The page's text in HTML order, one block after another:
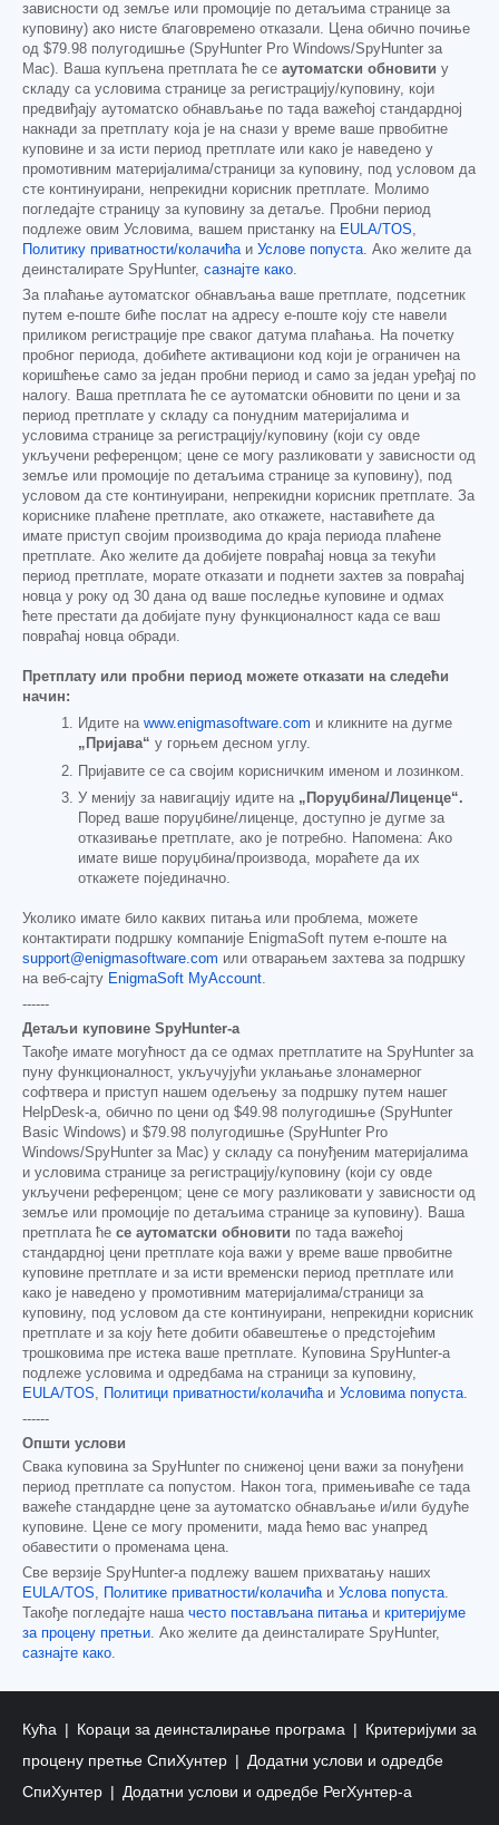
зависности од земље или промоције по детаљима странице за
куповину) ако нисте благовремено отказали. Цена обично почиње
од $79.98 полугодишње (SpyHunter Pro Windows/SpyHunter за
Mac). Ваша купљена претплата ће се аутоматски обновити у
складу са условима странице за регистрацију/куповину, који
предвиђају аутоматско обнављање по тада важећој стандардној
накнади за претплату која је на снази у време ваше првобитне
куповине и за исти период претплате или како је наведено у
промотивним материјалима/страници за куповину, под условом да
сте континуирани, непрекидни корисник претплате. Молимо
погледајте страницу за куповину за детаље. Пробни период
подлеже овим Условима, вашем пристанку на EULA/TOS,
Политику приватности/колачићаи Услове попуста. Ако желите да
деинсталирате SpyHunter, сазнајте како.
За плаћање аутоматског обнављања ваше претплате, подсетник
путем е-поште биће послат на адресу е-поште коју сте навели
приликом регистрације пре сваког датума плаћања. На почетку
пробног периода, добићете активациони код који је ограничен на
коришћење само за један пробни период и само за један уређај по
налогу. Ваша претплата ће се аутоматски обновити по цени и за
период претплате у складу са понудним материјалима и
условима странице за регистрацију/куповину (који су овде
укључени референцом; цене се могу разликовати у зависности од
земље или промоције по детаљима странице за куповину), под
условом да сте континуирани, непрекидни корисник претплате. За
кориснике плаћене претплате, ако откажете, наставићете да
имате приступ својим производима до краја периода плаћене
претплате. Ако желите да добијете повраћај новца за текући
период претплате, морате отказати и поднети захтев за повраћај
новца у року од 30 дана од ваше последње куповине и одмах
ћете престати да добијате пуну функционалност када се ваш
повраћај новца обради.
Претплату или пробни период можете отказати на следећи
начин:
Идите на www.enigmasoftware.com и кликните на дугме
„Пријава“ у горњем десном углу.
Пријавите се са својим корисничким именом и лозинком.
У менију за навигацију идите на „Поруџбина/Лиценце“.
Поред ваше поруџбине/лиценце, доступно је дугме за
отказивање претплате, ако је потребно. Напомена: Ако
имате више поруџбина/производа, мораћете да их
откажете појединачно.
Уколико имате било каквих питања или проблема, можете
контактирати подршку компаније EnigmaSoft путем е-поште на
support@enigmasoftware.com или отварањем захтева за подршку
на веб-сајту EnigmaSoft MyAccount
------
Детаљи куповине SpyHunter-а
Такође имате могућност да се одмах претплатите на SpyHunter за
пуну функционалност, укључујући уклањање злонамерног
софтвера и приступ нашем одељењу за подршку путем нашег
HelpDesk-а, обично по цени од $49.98 полугодишње (SpyHunter
Basic Windows) и $79.98 полугодишње (SpyHunter Pro
Windows/SpyHunter за Mac) у складу са понуђеним материјалима
и условима странице за регистрацију/куповину (који су овде
укључени референцом; цене се могу разликовати у зависности од
земље или промоције по детаљима странице за куповину). Ваша
претплата ће се аутоматски обновити по тада важећој
стандардној цени претплате која важи у време ваше првобитне
куповине претплате и за исти временски период претплате или
како је наведено у промотивним материјалима/страници за
куповину, под условом да сте континуирани, непрекидни корисник
претплате и за коју ћете добити обавештење о предстојећим
трошковима пре истека ваше претплате. Куповина SpyHunter-а
подлеже условима и одредбама на страници за куповину,
EULA/TOS
Политици приватности/колачића и Условима попуста
------
Општи услови
Свака куповина за SpyHunter по сниженој цени важи за понуђени
период претплате са попустом. Након тога, примењиваће се тада
важеће стандардне цене за аутоматско обнављање и/или будуће
куповине. Цене се могу променити, мада ћемо вас унапред
обавестити о променама цена.
Све верзије SpyHunter-а подлежу вашем прихватању наших
EULA/TOS
Политике приватности/колачића и Услова попуста
Такође погледајте наша често постављана питања и критеријуме
за процену претњи . Ако желите да деинсталирате SpyHunter,
сазнајте како
Кућа Кораци за деинсталирање програма
Критеријуми за
процену претње СпиХунтер
Додатни услови и одредбе
СпиХунтер
Додатни услови и одредбе РегХунтер-а